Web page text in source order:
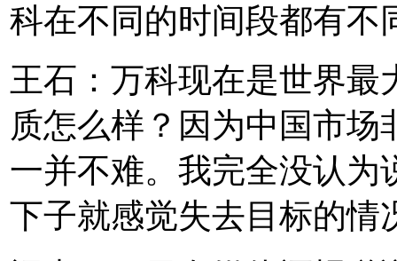
科在不同的时间段都有不
王石：万科现在是世界最
质怎么样？因为中国市
一并不难。我完全没认为
下子就感觉失去目标的情